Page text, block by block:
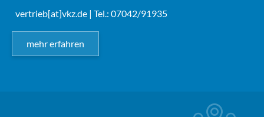
vertrieb[at]vkz.de | Tel.: 07042/91935
mehr erfahren